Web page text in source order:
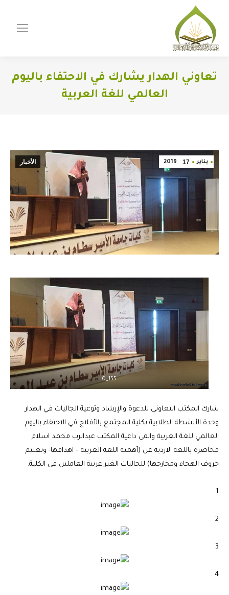
تعاوني الهدار يشارك في الاحتفاء باليوم
العالمي للغة العربية
يناير 17
2019 الأخبار
155_0
شارك المكتب التعاوني للدعوة والإرشاد وتوعية الجاليات في الهدار
وحدة الأنشطة الطلابية بكلية المجتمع بالأفلاج في الاحتفاء باليوم
العالمي للغة العربية والقى داعية المكتب عبدالرب محمد اسلام
محاضرة باللغة الاردية عن (أهمية اللغة العربية – اهدافها- وتعليم
حروف الهجاء ومخارجها) للجاليات الغير عربية العاملين في الكلية.
1
2
3
4